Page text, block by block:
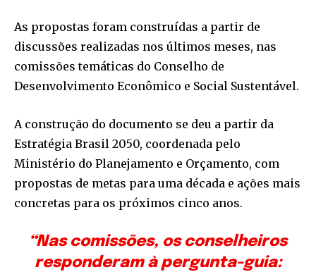
As propostas foram construídas a partir de
discussões realizadas nos últimos meses, nas
comissões temáticas do Conselho de
Desenvolvimento Econômico e Social Sustentável.
A construção do documento se deu a partir da
Estratégia Brasil 2050, coordenada pelo
Ministério do Planejamento e Orçamento, com
propostas de metas para uma década e ações mais
concretas para os próximos cinco anos.
“Nas comissões, os conselheiros
responderam à pergunta-guia: